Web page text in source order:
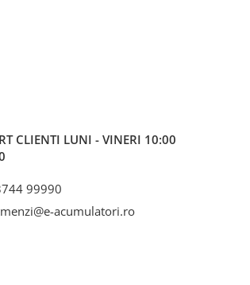
CLIENTI LUNI - VINERI 10:00
99990
acumulatori.ro